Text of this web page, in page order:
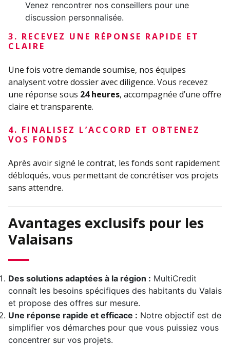
Venez rencontrer nos conseillers pour une
discussion personnalisée.
3. RECEVEZ UNE RÉPONSE RAPIDE ET
CLAIRE
Une fois votre demande soumise, nos équipes
analysent votre dossier avec diligence. Vous recevez
une réponse sous 24 heures, accompagnée d’une offre
claire et transparente.
4. FINALISEZ L’ACCORD ET OBTENEZ
VOS FONDS
Après avoir signé le contrat, les fonds sont rapidement
débloqués, vous permettant de concrétiser vos projets
sans attendre.
Avantages exclusifs pour les
Valaisans
Des solutions adaptées à la région : MultiCredit
connaît les besoins spécifiques des habitants du Valais
et propose des offres sur mesure.
Une réponse rapide et efficace : Notre objectif est de
simplifier vos démarches pour que vous puissiez vous
concentrer sur vos projets.